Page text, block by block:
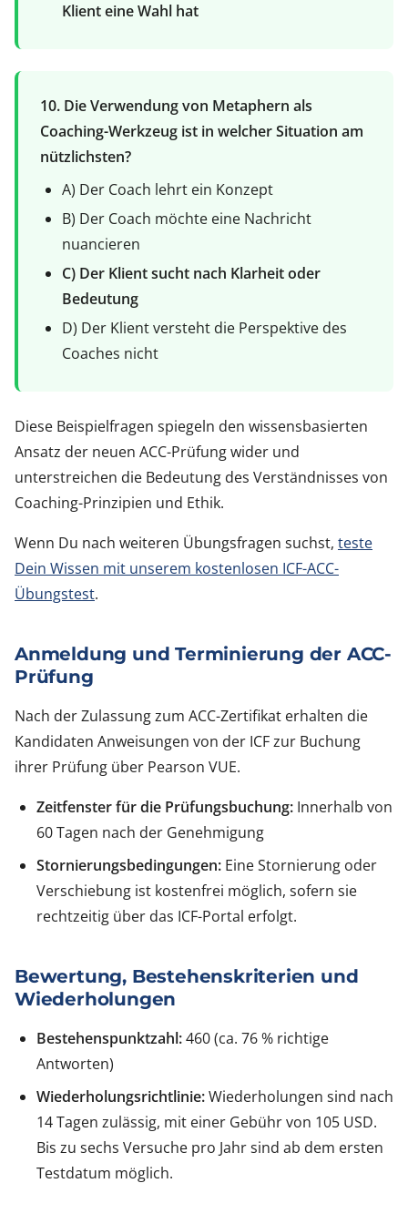
Klient eine Wahl hat
10. Die Verwendung von Metaphern als
Coaching-Werkzeug ist in welcher Situation am
nützlichsten?
A) Der Coach lehrt ein Konzept
B) Der Coach möchte eine Nachricht
nuancieren
C) Der Klient sucht nach Klarheit oder
Bedeutung
D) Der Klient versteht die Perspektive des
Coaches nicht
Diese Beispielfragen spiegeln den wissensbasierten
Ansatz der neuen ACC-Prüfung wider und
unterstreichen die Bedeutung des Verständnisses von
Coaching-Prinzipien und Ethik.
Wenn Du nach weiteren Übungsfragen suchst, teste
Dein Wissen mit unserem kostenlosen ICF-ACC-
Übungstest.
Anmeldung und Terminierung der ACC-
Prüfung
Nach der Zulassung zum ACC-Zertifikat erhalten die
Kandidaten Anweisungen von der ICF zur Buchung
ihrer Prüfung über Pearson VUE.
Zeitfenster für die Prüfungsbuchung: Innerhalb von
60 Tagen nach der Genehmigung
Stornierungsbedingungen: Eine Stornierung oder
Verschiebung ist kostenfrei möglich, sofern sie
rechtzeitig über das ICF-Portal erfolgt.
Bewertung, Bestehenskriterien und
Wiederholungen
Bestehenspunktzahl:460 (ca. 76 % richtige
Antworten)
Wiederholungsrichtlinie:Wiederholungen sind nach
14 Tagen zulässig, mit einer Gebühr von 105 USD.
Bis zu sechs Versuche pro Jahr sind ab dem ersten
Testdatum möglich.